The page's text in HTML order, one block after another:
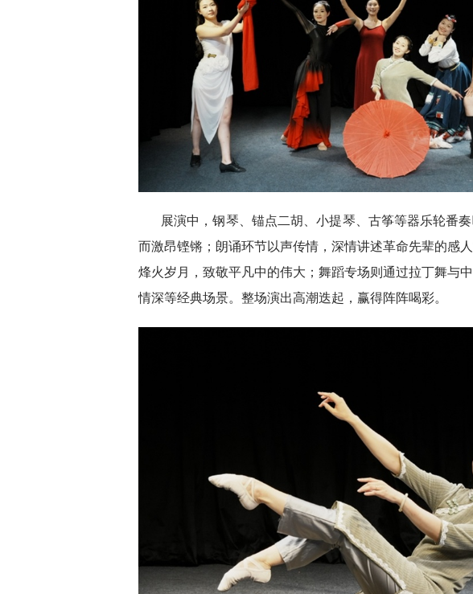
展演中，钢琴、锚点二胡、小提琴、古筝等器乐轮番
而激昂铿锵；朗诵环节以声传情，深情讲述革命先辈的感
烽火岁月，致敬平凡中的伟大；舞蹈专场则通过拉丁舞与
情深等经典场景。整场演出高潮迭起，赢得阵阵喝彩。